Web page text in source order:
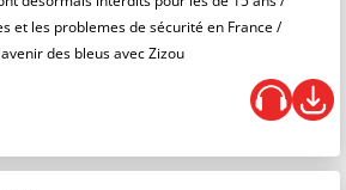
et les problemes de sécurité en France /
des bleus avec Zizou